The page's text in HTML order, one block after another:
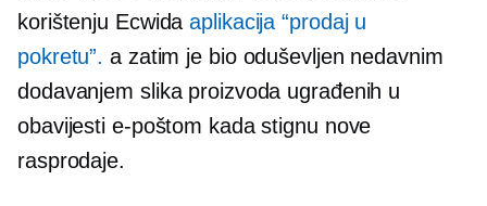
korištenju Ecwidaaplikacija “prodaj u
pokretu”. a zatim je bio oduševljen nedavnim
dodavanjem slika proizvoda ugrađenih u
obavijesti e-poštom kada stignu nove
rasprodaje.